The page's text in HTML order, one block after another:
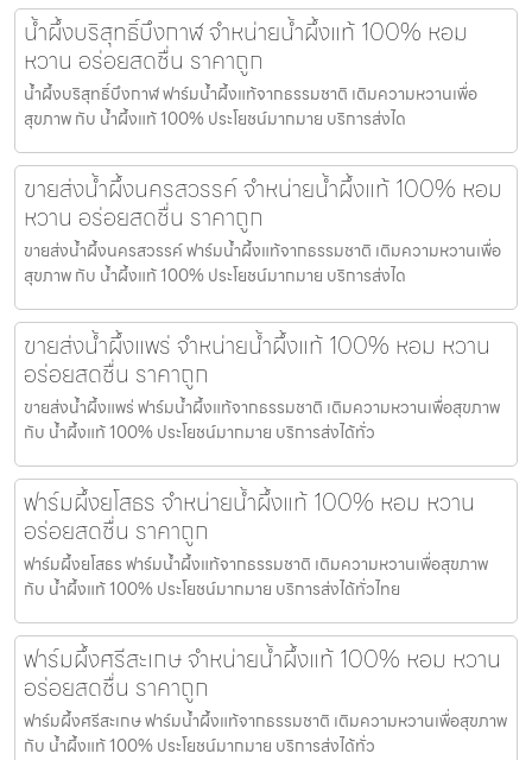
น้ำผึ้งบริสุทธิ์บึงกาฬ จำหน่ายน้ำผึ้งแท้ 100% หอม
หวาน อร่อยสดชื่น ราคาถูก
น้ำผึ้งบริสุทธิ์บึงกาฬ ฟาร์มน้ำผึ้งแท้จากธรรมชาติ เติมความหวานเพื่อ
สุขภาพ กับ น้ำผึ้งแท้ 100% ประโยชน์มากมาย บริการส่งได
ขายส่งน้ำผึ้งนครสวรรค์ จำหน่ายน้ำผึ้งแท้ 100% หอม
หวาน อร่อยสดชื่น ราคาถูก
ขายส่งน้ำผึ้งนครสวรรค์ ฟาร์มน้ำผึ้งแท้จากธรรมชาติ เติมความหวานเพื่อ
สุขภาพ กับ น้ำผึ้งแท้ 100% ประโยชน์มากมาย บริการส่งได
ขายส่งน้ำผึ้งแพร่ จำหน่ายน้ำผึ้งแท้ 100% หอม หวาน
อร่อยสดชื่น ราคาถูก
ขายส่งน้ำผึ้งแพร่ ฟาร์มน้ำผึ้งแท้จากธรรมชาติ เติมความหวานเพื่อสุขภาพ
กับ น้ำผึ้งแท้ 100% ประโยชน์มากมาย บริการส่งได้ทั่ว
ฟาร์มผึ้งยโสธร จำหน่ายน้ำผึ้งแท้ 100% หอม หวาน
อร่อยสดชื่น ราคาถูก
ฟาร์มผึ้งยโสธร ฟาร์มน้ำผึ้งแท้จากธรรมชาติ เติมความหวานเพื่อสุขภาพ
กับ น้ำผึ้งแท้ 100% ประโยชน์มากมาย บริการส่งได้ทั่วไทย
ฟาร์มผึ้งศรีสะเกษ จำหน่ายน้ำผึ้งแท้ 100% หอม หวาน
อร่อยสดชื่น ราคาถูก
ฟาร์มผึ้งศรีสะเกษ ฟาร์มน้ำผึ้งแท้จากธรรมชาติ เติมความหวานเพื่อสุขภาพ
กับ น้ำผึ้งแท้ 100% ประโยชน์มากมาย บริการส่งได้ทั่ว